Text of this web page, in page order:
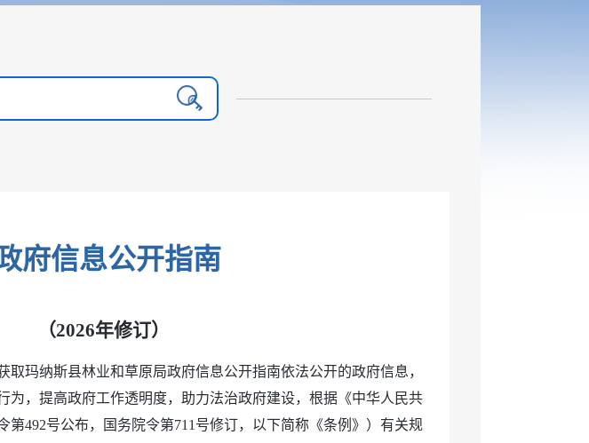
府信息公开指南
（2026年修订）
取玛纳斯县林业和草原局政府信息公开指南依法公开的政府信息，
为，提高政府工作透明度，助力法治政府建设，根据《中华人民共
第492号公布，国务院令第711号修订，以下简称《条例》）有关规